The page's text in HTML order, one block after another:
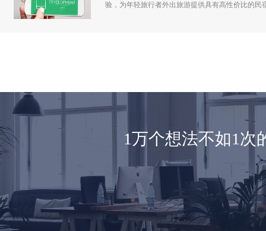
验，为年轻旅行者外出旅游提供具有高性价比的民
1万个想法不如1次